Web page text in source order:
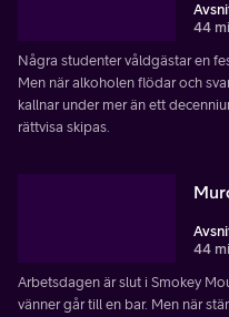
44
Några studenter våldgästar en
Men när alkoholen flödar och
kallnar under mer än ett
rättvisa skipas.
44
Arbetsdagen är slut i Smokey
vänner går till en bar. Men när